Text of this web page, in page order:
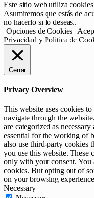
Este sitio web utiliza
Asumiremos que estás de
no hacerlo si lo deseas..
Opciones de Cookies
Privacidad y Politica de
Cerrar
Privacy Overview
This website uses cookies
navigate through the
are categorized as
essential for the working of
also use third-party cookies
you use this website. These
only with your consent. You
cookies. But opting out of
on your browsing
Necessary